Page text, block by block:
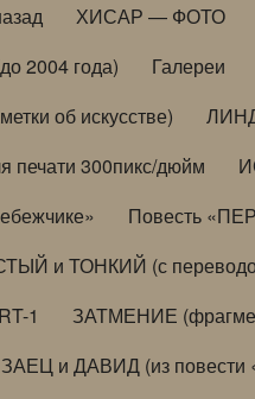
ХИСАР — ФОТО
2004 года) Галереи
об искусстве)
300пикс/дюйм
Повесть
и ТОНКИЙ (с
1
ЗАТМЕНИЕ
ЗАЕЦ и ДАВИД (из повести